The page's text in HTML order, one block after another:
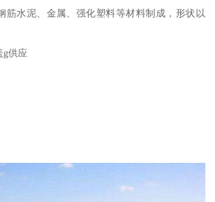
筋水泥、金属、强化塑料等材料制成，形状以
g供应